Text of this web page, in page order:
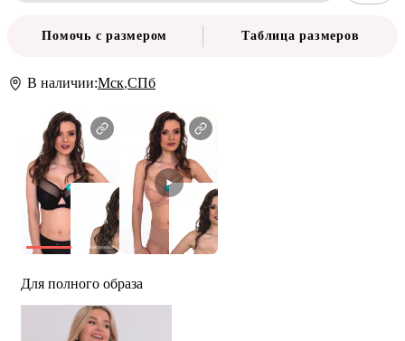
Помочь с размером Таблица размеров
В наличии:Мск,СПб
Для полного образа